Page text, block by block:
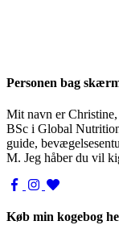
Personen bag
Mit navn er
BSc i Global
guide,
M. Jeg håber du vil
Køb min kogebog